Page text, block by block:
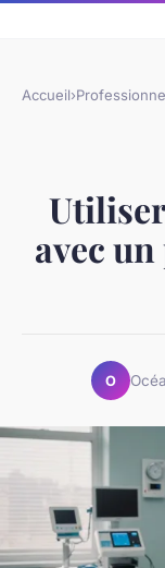
Accueil›
avec
O